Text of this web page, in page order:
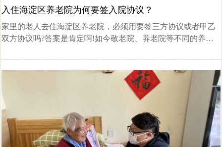
入住海淀区养老院为何要签入院协议？
家里的老人去住海淀区养老院，必须用要签三方协议或者甲乙
双方协议吗?答案是肯定啊!如今敬老院、养老院等不同的养老
安全以及法律责任问题，为了多方利益着想的。而且“常回家看
看”入老年法以后，常回家看看协议已开始在多家养老院内生
效。入院协议主要有以下几点作用和意义：